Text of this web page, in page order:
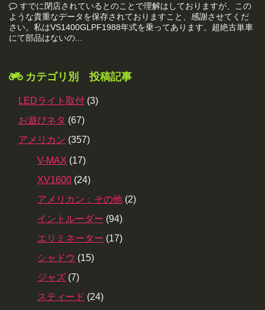
すでに閉店されているとのことで理解はしておりますが、この
ような貴重なデータを保存されておりますこと、感謝させてくだ
さい。私はVS1400GLPF1988年式を乗ってあります。超絶古単車
にて部品はないの...
カテゴリ別 投稿記事
LEDライト取付 (3)
お遊びネタ (67)
アメリカン (357)
V-MAX (17)
XV1600 (24)
アメリカン：その他 (2)
イントルーダー (94)
エリミネーター (17)
シャドウ (15)
ジャズ (7)
スティード (24)